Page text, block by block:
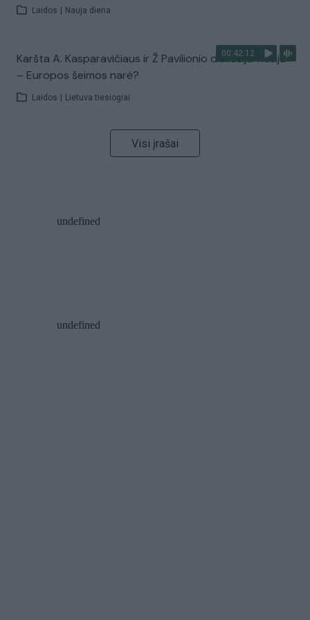
Laidos Nauja diena
00:42:12
Karšta A. Kasparavičiaus ir Ž Pavilionio diskusija: Rusija
– Europos šeimos narė?
Laidos Lietuva tiesiogiai
Visi įrašai